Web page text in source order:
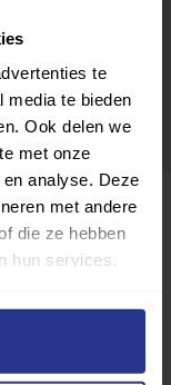
te
media te bieden
Ook delen we
met onze
analyse. Deze
met andere
die ze hebben
hun services.